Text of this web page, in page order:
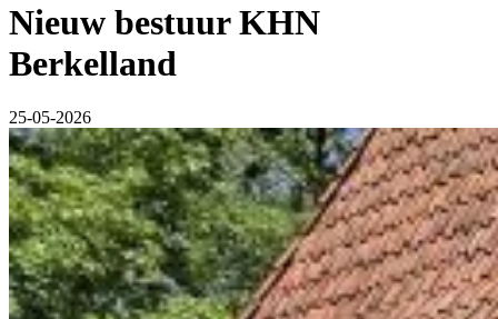
Nieuw bestuur KHN
Berkelland
25-05-2026